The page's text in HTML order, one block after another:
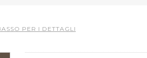
PER I DETTAGLI